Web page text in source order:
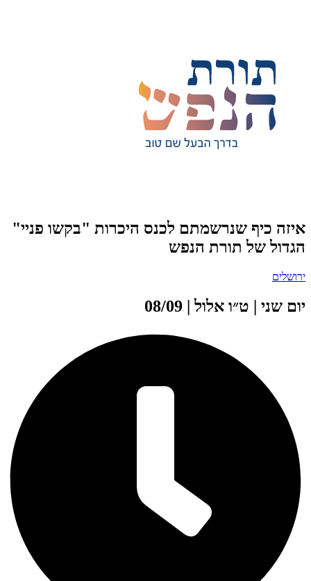
איזה כיף שנרשמתם לכנס היכרות "בקשו פניי"
הגדול של תורת הנפש
ירושלים
יום שני | ט״ו אלול | 08/09